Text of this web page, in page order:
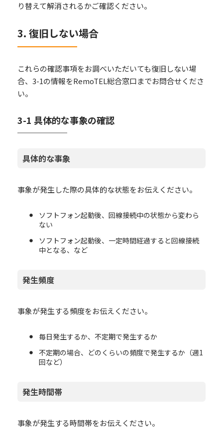
り替えて解消されるかご確認ください。
3. 復旧しない場合
これらの確認事項をお調べいただいても復旧しない場
合、3-1の情報をRemoTEL総合窓口までお問合せくださ
い。
3-1 具体的な事象の確認
具体的な事象
事象が発生した際の具体的な状態をお伝えください。
ソフトフォン起動後、回線接続中の状態から変わら
ない
ソフトフォン起動後、一定時間経過すると回線接続
中となる、など
発生頻度
事象が発生する頻度をお伝えください。
毎日発生するか、不定期で発生するか
不定期の場合、どのくらいの頻度で発生するか（週1
回など）
発生時間帯
事象が発生する時間帯をお伝えください。